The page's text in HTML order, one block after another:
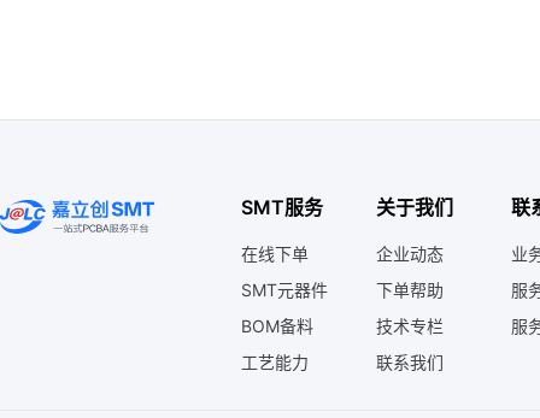
SMT服务
在线下单
SMT元器件
BOM备料
工艺能力
关于我们
企业动态
下单帮助
技术专栏
联系我们
联
业
服
服